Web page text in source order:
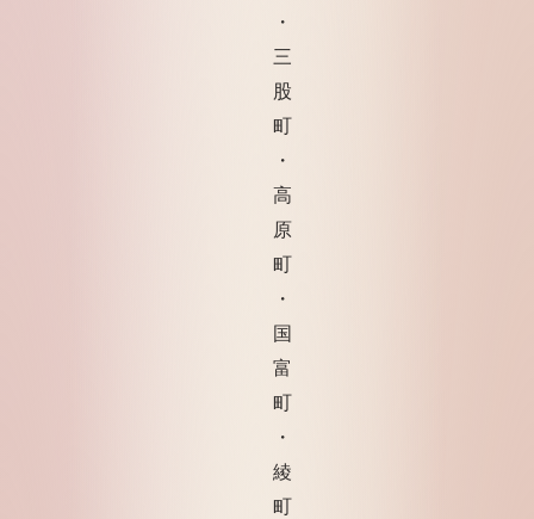
・
三
股
町
・
高
原
町
・
国
富
町
・
綾
町